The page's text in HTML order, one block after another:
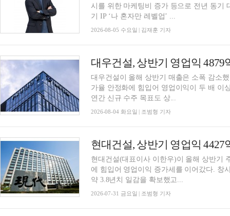
시를 위한 마케팅비 증가 등으로 전년 동기
기 IP ‘나 혼자만 레벨업’ ...
2026-08-05 수요일 | 김재훈 기자
대우건설, 상반기 영업익
대우건설이 올해 상반기 매출은 소폭 감소
가율 안정화에 힘입어 영업이익이 두 배 이
연간 신규 수주 목표도 상...
2026-08-04 화요일 | 조범형 기자
현대건설, 상반기 영업익
현대건설(대표이사 이한우)이 올해 상반기
에 힘입어 영업이익 증가세를 이어갔다. 창
약 3.8년치 일감을 확보했고...
2026-07-31 금요일 | 조범형 기자